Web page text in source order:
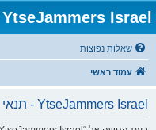
YtseJammers Israel
שאלות נפוצות
עמוד ראשי
YtseJammers Israel - תנאי שימוש